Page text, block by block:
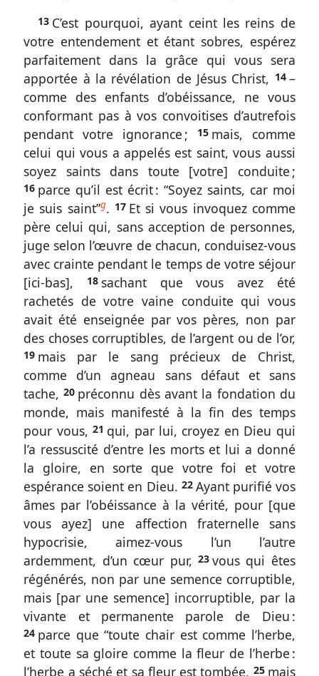
13 C’est pourquoi, ayant ceint les reins de
votre entendement et étant sobres, espérez
parfaitement dans la grâce qui vous sera
apportée à la révélation de Jésus Christ, 14 –
comme des enfants d’obéissance, ne vous
conformant pas à vos convoitises d’autrefois
pendant votre ignorance ;
15 mais, comme
celui qui vous a appelés est saint, vous aussi
soyez saints dans toute [votre] conduite ;
16 parce qu’il est écrit : “Soyez saints, car moi
je suis saint”g. 17 Et si vous invoquez comme
père celui qui, sans acception de personnes,
juge selon l’œuvre de chacun, conduisez-vous
avec crainte pendant le temps de votre séjour
[ici-bas],
18 sachant que vous avez été
rachetés de votre vaine conduite qui vous
avait été enseignée par vos pères, non par
des choses corruptibles, de l’argent ou de l’or,
19 mais par le sang précieux de Christ,
comme d’un agneau sans défaut et sans
tache,20 préconnu dès avant la fondation du
monde, mais manifesté à la fin des temps
pour vous,21 qui, par lui, croyez en Dieu qui
l’a ressuscité d’entre les morts et lui a donné
la gloire, en sorte que votre foi et votre
espérance soient en Dieu. 22 Ayant purifié vos
âmes par l’obéissance à la vérité, pour [que
vous ayez] une affection fraternelle sans
hypocrisie, aimez-vous l’un l’autre
ardemment, d’un cœur pur, 23 vous qui êtes
régénérés, non par une semence corruptible,
mais [par une semence] incorruptible, par la
vivante et permanente parole de Dieu :
24 parce que “toute chair est comme l’herbe,
et toute sa gloire comme la fleur de l’herbe :
l’herbe a séché et sa fleur est tombée, 25 mais
Pierre
1.
6-
12
Le
chemin
de
la
foi
dans
la
sainteté
l’amour
mutuel
1
Pierre
1.
13-
21
Le
chemin
de
dans
la
sainteté
et
l’amour
mutuel
1
Pierre
1.